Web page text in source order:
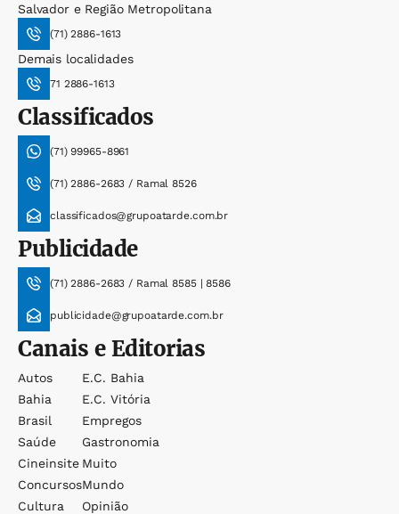
Salvador e Região Metropolitana
(71) 2886-1613
Demais localidades
71 2886-1613
Classificados
(71) 99965-8961
(71) 2886-2683 / Ramal 8526
classificados@grupoatarde.com.br
Publicidade
(71) 2886-2683 / Ramal 8585 | 8586
publicidade@grupoatarde.com.br
Canais e Editorias
Autos
Bahia
Brasil
Saúde
Cineinsite
Concursos
Cultura
E.c. Bahia
E.c. Vitória
Empregos
Gastronomia
Muito
Mundo
Opinião